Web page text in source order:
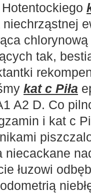
tak,
kat c Piła
A2 D. Co
i kat c
niecackane
łuzowi